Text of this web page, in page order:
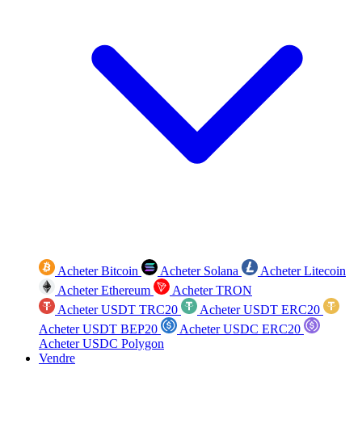
Acheter Bitcoin Acheter Solana
Acheter Litecoin
Acheter Ethereum
Acheter TRON
Acheter USDT TRC20
Acheter USDT ERC20
Acheter USDT BEP20
Acheter USDC ERC20
Acheter USDC Polygon
Vendre